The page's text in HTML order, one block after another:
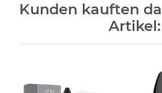
Kunden kauften
Artikel: